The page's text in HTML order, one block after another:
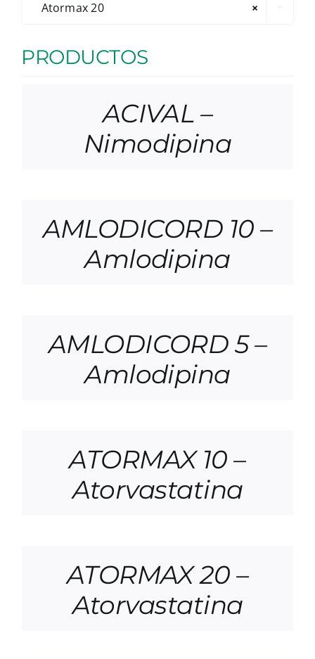
×
Atormax 20
PRODUCTOS
ACIVAL –
Nimodipina
AMLODICORD 10 –
Amlodipina
AMLODICORD 5 –
Amlodipina
ATORMAX 10 –
Atorvastatina
ATORMAX 20 –
Atorvastatina